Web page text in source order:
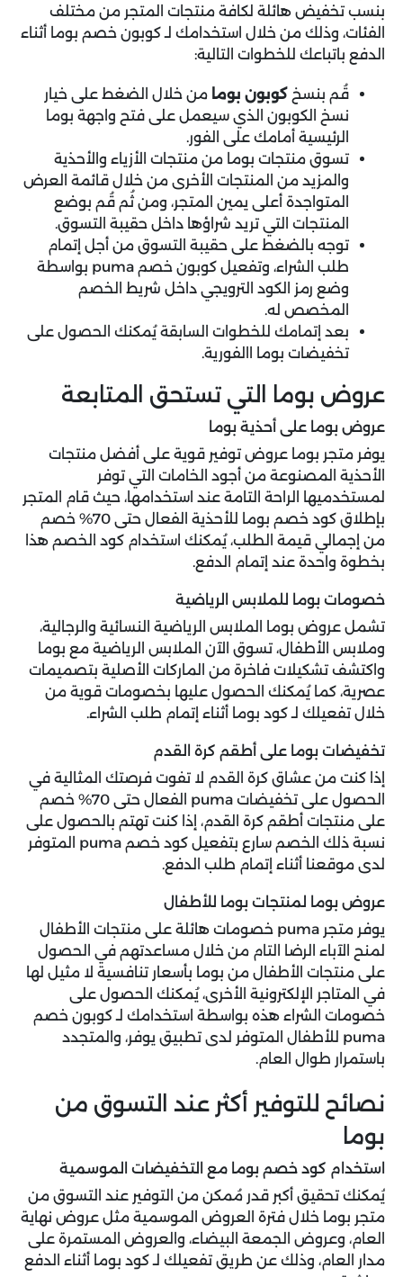
بنسب تخفيض هائلة لكافة منتجات المتجر من مختلف
الفئات، وذلك من خلال استخدامك لـ كوبون خصم بوما أثناء
الدفع باتباعك للخطوات التالية:
قُم بنسخ كوبون بوما من خلال الضغط على خيار
نسخ الكوبون الذي سيعمل على فتح واجهة بوما
الرئيسية أمامك على الفور.
تسوق منتجات بوما من منتجات الأزياء والأحذية
والمزيد من المنتجات الأخرى من خلال قائمة العرض
المتواجدة أعلى يمين المتجر، ومن ثُم قُم بوضع
المنتجات التي تريد شراؤها داخل حقيبة التسوق.
توجه بالضغط على حقيبة التسوق من أجل إتمام
طلب الشراء، وتفعيل كوبون خصم puma بواسطة
وضع رمز الكود الترويجي داخل شريط الخصم
المخصص له.
بعد إتمامك للخطوات السابقة يُمكنك الحصول على
تخفيضات بوما االفورية.
عروض بوما التي تستحق المتابعة
عروض بوما على أحذية بوما
يوفر متجر بوما عروض توفير قوية على أفضل منتجات
الأحذية المصنوعة من أجود الخامات التي توفر
لمستخدميها الراحة التامة عند استخدامها، حيث قام المتجر
بإطلاق كود خصم بوما للأحذية الفعال حتى 70% خصم
من إجمالي قيمة الطلب، يُمكنك استخدام كود الخصم هذا
بخطوة واحدة عند إتمام الدفع.
خصومات بوما للملابس الرياضية
تشمل عروض بوما الملابس الرياضية النسائية والرجالية،
وملابس الأطفال، تسوق الآن الملابس الرياضية مع بوما
واكتشف تشكيلات فاخرة من الماركات الأصلية بتصميمات
عصرية، كما يُمكنك الحصول عليها بخصومات قوية من
خلال تفعيلك لـ كود بوما أثناء إتمام طلب الشراء.
تخفيضات بوما على أطقم كرة القدم
إذا كنت من عشاق كرة القدم لا تفوت فرصتك المثالية في
الحصول على تخفيضات puma الفعال حتى 70% خصم
على منتجات أطقم كرة القدم، إذا كنت تهتم بالحصول على
نسبة ذلك الخصم سارع بتفعيل كود خصم puma المتوفر
لدى موقعنا أثناء إتمام طلب الدفع.
عروض بوما لمنتجات بوما للأطفال
يوفر متجر puma خصومات هائلة على منتجات الأطفال
لمنح الآباء الرضا التام من خلال مساعدتهم في الحصول
على منتجات الأطفال من بوما بأسعار تنافسية لا مثيل لها
في المتاجر الإلكترونية الأخرى، يُمكنك الحصول على
خصومات الشراء هذه بواسطة استخدامك لـ كوبون خصم
puma للأطفال المتوفر لدى تطبيق يوفر، والمتجدد
باستمرار طوال العام.
نصائح للتوفير أكثر عند التسوق من
بوما
استخدام كود خصم بوما مع التخفيضات الموسمية
يُمكنك تحقيق أكبر قدر مُمكن من التوفير عند التسوق من
متجر بوما خلال فترة العروض الموسمية مثل عروض نهاية
العام، وعروض الجمعة البيضاء، والعروض المستمرة على
مدار العام، وذلك عن طريق تفعيلك لـ كود بوما أثناء الدفع